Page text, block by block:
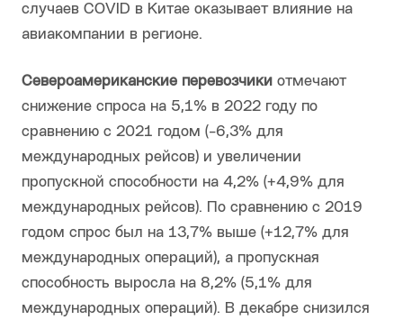
случаев COVID в Китае оказывает влияние на
авиакомпании в регионе.
Североамериканские перевозчики отмечают
снижение спроса на 5,1% в 2022 году по
сравнению с 2021 годом (-6,3% для
международных рейсов) и увеличении
пропускной способности на 4,2% (+4,9% для
международных рейсов). По сравнению с 2019
годом спрос был на 13,7% выше (+12,7% для
международных операций), а пропускная
способность выросла на 8,2% (5,1% для
международных операций). В декабре снизился